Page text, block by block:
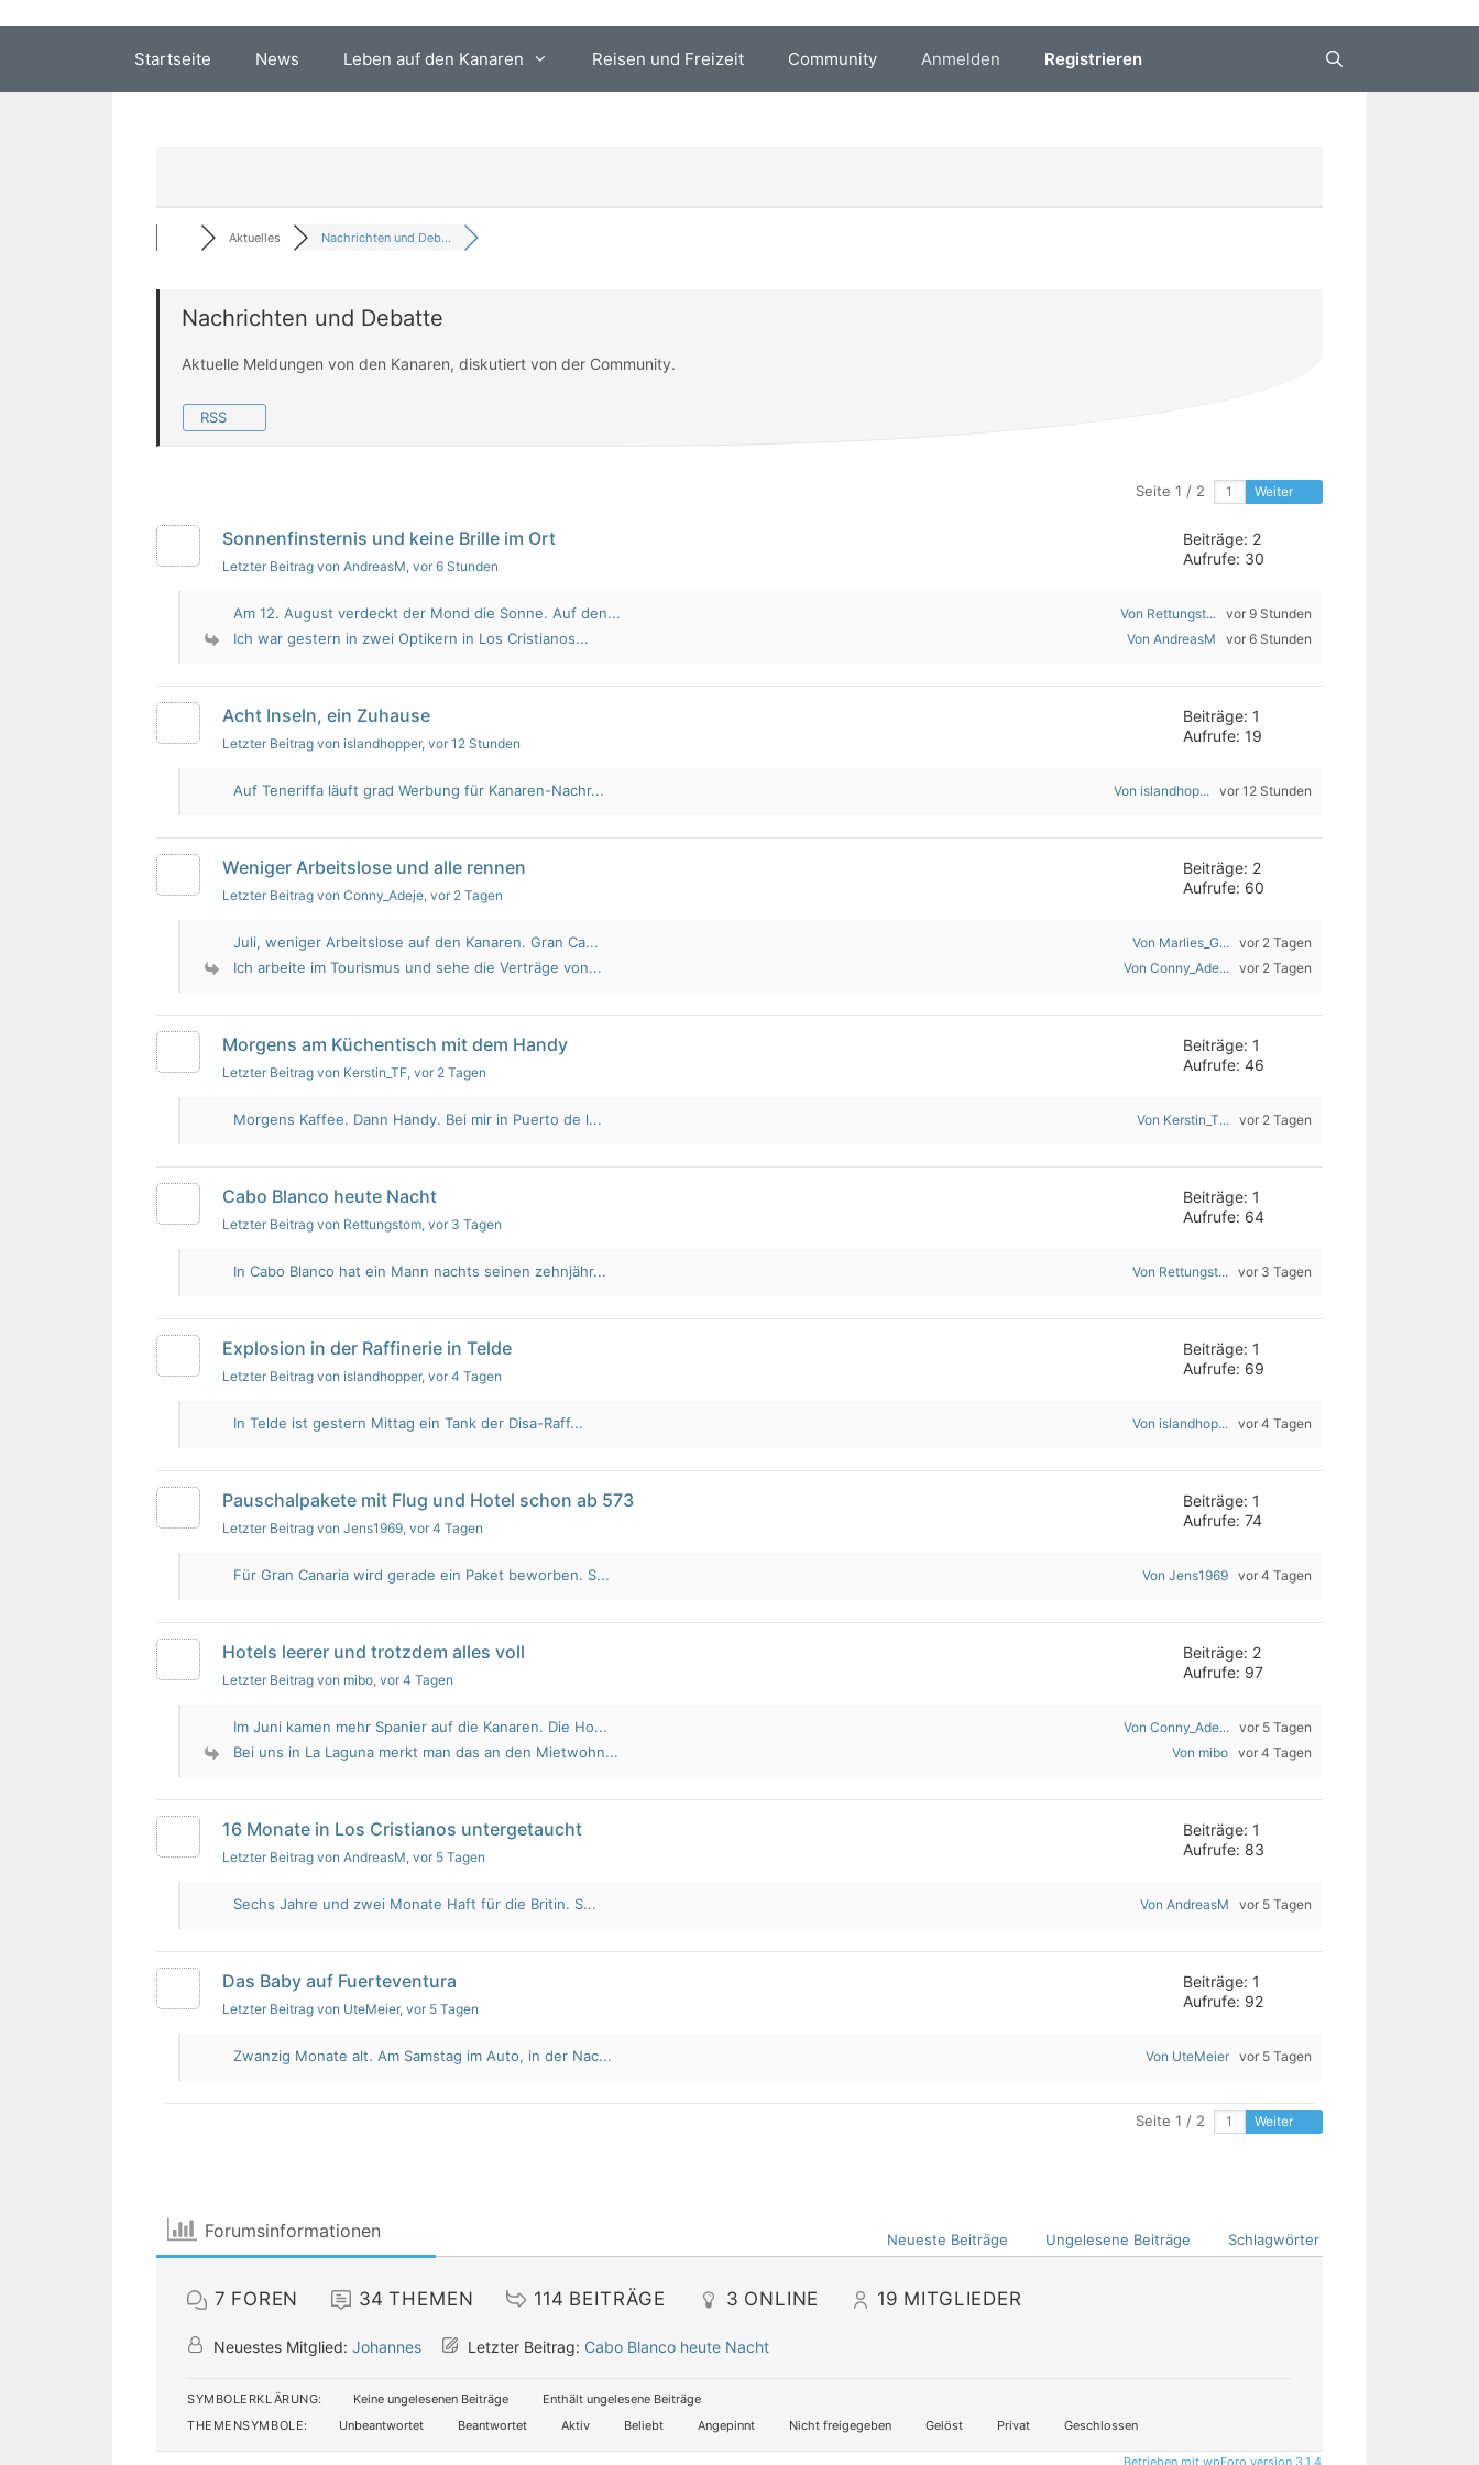
Startseite News Leben auf den Kanaren Reisen und Freizeit Community Anmelden Registrieren
Aktuelles Nachrichten und Deb...
Nachrichten und Debatte
Aktuelle Meldungen von den Kanaren, diskutiert von der Community.
RSS
Seite 1 / 2 Weiter
Sonnenfinsternis und keine Brille im Ort
Letzter Beitrag von AndreasM, vor 6 Stunden
Beiträge: 2
Aufrufe: 30
Am 12. August verdeckt der Mond die Sonne. Auf den... Von Rettungst... vor 9 Stunden
Ich war gestern in zwei Optikern in Los Cristianos... Von AndreasM vor 6 Stunden
Acht Inseln, ein Zuhause
Letzter Beitrag von islandhopper, vor 12 Stunden
Beiträge: 1
Aufrufe: 19
Auf Teneriffa läuft grad Werbung für Kanaren-Nachr... Von islandhop... vor 12 Stunden
Weniger Arbeitslose und alle rennen
Letzter Beitrag von Conny_Adeje, vor 2 Tagen
Beiträge: 2
Aufrufe: 60
Juli, weniger Arbeitslose auf den Kanaren. Gran Ca... Von Marlies_G... vor 2 Tagen
Ich arbeite im Tourismus und sehe die Verträge von... Von Conny_Ade... vor 2 Tagen
Morgens am Küchentisch mit dem Handy
Letzter Beitrag von Kerstin_TF, vor 2 Tagen
Beiträge: 1
Aufrufe: 46
Morgens Kaffee. Dann Handy. Bei mir in Puerto de l... Von Kerstin_T... vor 2 Tagen
Cabo Blanco heute Nacht
Letzter Beitrag von Rettungstom, vor 3 Tagen
Beiträge: 1
Aufrufe: 64
In Cabo Blanco hat ein Mann nachts seinen zehnjähr... Von Rettungst... vor 3 Tagen
Explosion in der Raffinerie in Telde
Letzter Beitrag von islandhopper, vor 4 Tagen
Beiträge: 1
Aufrufe: 69
In Telde ist gestern Mittag ein Tank der Disa-Raff... Von islandhop... vor 4 Tagen
Pauschalpakete mit Flug und Hotel schon ab 573
Letzter Beitrag von Jens1969, vor 4 Tagen
Beiträge: 1
Aufrufe: 74
Für Gran Canaria wird gerade ein Paket beworben. S... Von Jens1969 vor 4 Tagen
Hotels leerer und trotzdem alles voll
Letzter Beitrag von mibo, vor 4 Tagen
Beiträge: 2
Aufrufe: 97
Im Juni kamen mehr Spanier auf die Kanaren. Die Ho... Von Conny_Ade... vor 5 Tagen
Bei uns in La Laguna merkt man das an den Mietwohn... Von mibo vor 4 Tagen
16 Monate in Los Cristianos untergetaucht
Letzter Beitrag von AndreasM, vor 5 Tagen
Beiträge: 1
Aufrufe: 83
Sechs Jahre und zwei Monate Haft für die Britin. S... Von AndreasM vor 5 Tagen
Das Baby auf Fuerteventura
Letzter Beitrag von UteMeier, vor 5 Tagen
Beiträge: 1
Aufrufe: 92
Zwanzig Monate alt. Am Samstag im Auto, in der Nac... Von UteMeier vor 5 Tagen
Seite 1 / 2 Weiter
Forumsinformationen Neueste Beiträge Ungelesene Beiträge Schlagwörter
7 FOREN 34 THEMEN 114 BEITRÄGE 3 ONLINE 19 MITGLIEDER
Neuestes Mitglied: Johannes Letzter Beitrag: Cabo Blanco heute Nacht
SYMBOLERKLÄRUNG: Keine ungelesenen Beiträge
Enthält ungelesene Beiträge
THEMENSYMBOLE:
Unbeantwortet Beantwortet Aktiv Beliebt Angepinnt Nicht freigegeben Gelöst Privat Geschlossen
Betrieben mit wpForo version 3.1.4